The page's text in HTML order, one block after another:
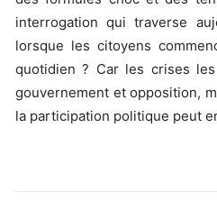
interrogation qui traverse
lorsque les citoyens
quotidien ? Car les crises
gouvernement et opposition,
la participation politique peut